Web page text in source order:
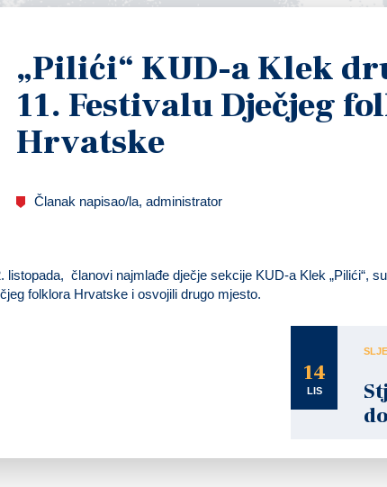
„Pilići“ KUD-a Klek
11. Festivalu Dječjeg
Hrvatske
Članak napisao/la, administrator
listopada, članovi najmlađe dječje sekcije KUD-a Klek „Pilići“,
folklora Hrvatske i osvojili drugo mjesto.
14
LIS